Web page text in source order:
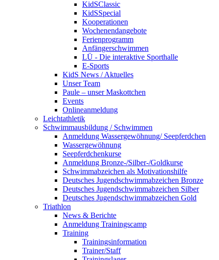
KidSClassic
KidSSpecial
Kooperationen
Wochenendangebote
Ferienprogramm
Anfängerschwimmen
LÜ - Die interaktive Sporthalle
E-Sports
KidS News / Aktuelles
Unser Team
Paule – unser Maskottchen
Events
Onlineanmeldung
Leichtathletik
Schwimmausbildung / Schwimmen
Anmeldung Wassergewöhnung/ Seepferdchen
Wassergewöhnung
Seepferdchenkurse
Anmeldung Bronze-/Silber-/Goldkurse
Schwimmabzeichen als Motivationshilfe
Deutsches Jugendschwimmabzeichen Bronze
Deutsches Jugendschwimmabzeichen Silber
Deutsches Jugendschwimmabzeichen Gold
Triathlon
News & Berichte
Anmeldung Trainingscamp
Training
Trainingsinformation
Trainer/Staff